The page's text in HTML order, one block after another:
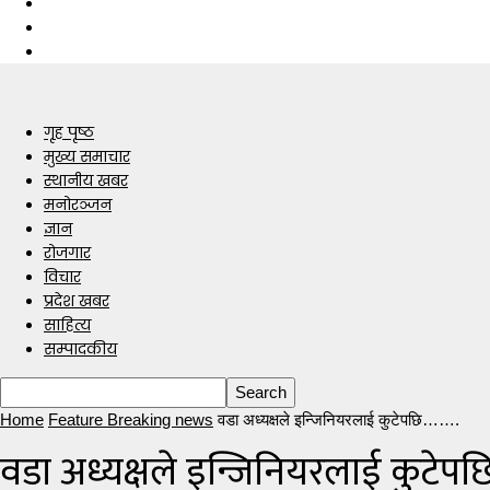
गृह पृष्ठ
मुख्य समाचार
स्थानीय खबर
मनोरञ्जन
ज्ञान
रोजगार
विचार
प्रदेश खबर
साहित्य
सम्पादकीय
Home Feature Breaking news वडा अध्यक्षले इन्जिनियरलाई कुटेपछि…….
वडा अध्यक्षले इन्जिनियरलाई